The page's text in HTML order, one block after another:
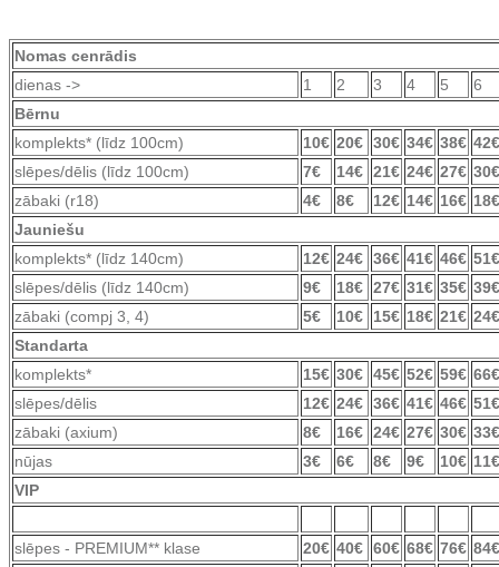
Nomas cenrādis
dienas ->
1 2 3 4 5
6
Bērnu
komplekts* (līdz 100cm)
10€ 20€ 30€ 34€ 38€ 42€
slēpes/dēlis (līdz 100cm)
7€ 14€ 21€ 24€ 27€ 30€
zābaki (r18)
4€ 8€ 12€ 14€ 16€ 18€
Jauniešu
komplekts* (līdz 140cm)
12€ 24€ 36€ 41€ 46€ 51€
slēpes/dēlis (līdz 140cm)
9€ 18€ 27€ 31€ 35€ 39€
zābaki (compj 3, 4)
5€ 10€ 15€ 18€ 21€ 24€
Standarta
komplekts*
15€ 30€ 45€ 52€ 59€ 66€
slēpes/dēlis
12€ 24€ 36€ 41€ 46€ 51€
zābaki (axium)
8€ 16€ 24€ 27€ 30€ 33€
nūjas
3€ 6€ 8€ 9€ 10€ 11€
VIP
slēpes - PREMIUM** klase 20€ 40€ 60€ 68€ 76€ 84€